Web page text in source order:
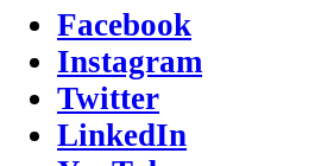
Facebook
Instagram
Twitter
LinkedIn